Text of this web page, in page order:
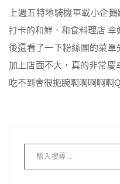
上週五特地騎機車載小企
打卡的和鮮．和食料理店
後還看了一下粉絲團的菜單
加上店面不大，真的非常慶
吃不到會很扼腕啊啊啊啊啊